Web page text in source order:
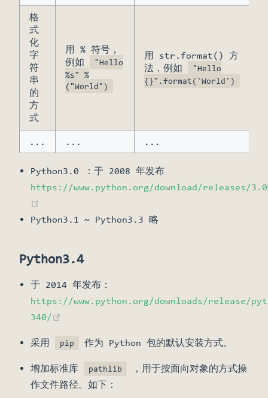
格
式
化
字
符
串
的
方
式
用 % 符号，
例如
"Hello
%s" %
("World")
用 str.format() 方
法，例如
"Hello
{}".format('World')
... ... ...
Python3.0 ：于 2008 年发布
https://www.python.org/download/releases/
Python3.1 ~ Python3.3 略
Python3.4
于 2014 年发布：
https://www.python.org/downloads/release/
340/
采用 pip 作为 Python 包的默认安装方式。
增加标准库 pathlib
，用于按面向对象的方式操
作文件路径。如下：